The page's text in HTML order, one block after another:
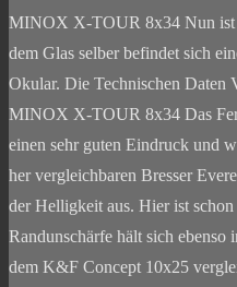
MINOX X-TOUR 8x34 Nun ist
dem Glas selber befindet sich
Okular. Die Technischen Daten
MINOX X-TOUR 8x34 Das
einen sehr guten Eindruck und
her vergleichbaren Bresser
der Helligkeit aus. Hier ist
Randunschärfe hält sich
dem K&F Concept 10x25